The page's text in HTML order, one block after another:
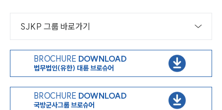
SJKP 그룹 바로가기
BROCHURE DOWNLOAD
법무법인(유한) 대륜 브로슈어
BROCHURE DOWNLOAD
국방군사그룹 브로슈어